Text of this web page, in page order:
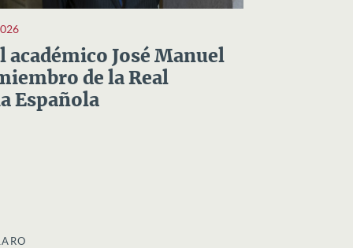
académico José Manuel
de la Real
Española